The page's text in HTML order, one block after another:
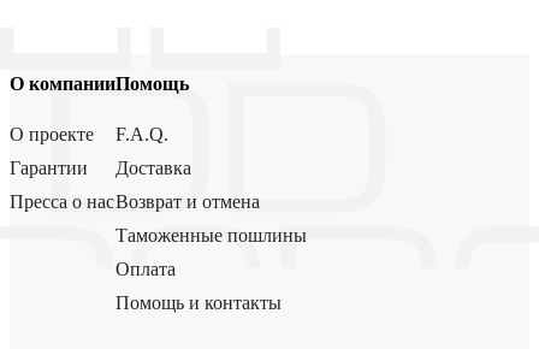
О компании
О проекте
Гарантии
Пресса о нас
Помощь
F.A.Q.
Доставка
Возврат и отмена
Таможенные пошлины
Оплата
Помощь и контакты